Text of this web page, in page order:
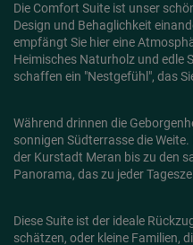
Die Comfort Suite ist unser
Design und Behaglichkeit
empfängt Sie hier eine
Heimisches Naturholz und edle
schaffen ein "Nestgefühl", das
Während drinnen die
sonnigen Südterrasse die
der Kurstadt Meran bis zu den
Panorama, das zu jeder
Diese Suite ist der ideale
schätzen, oder kleine Familien,